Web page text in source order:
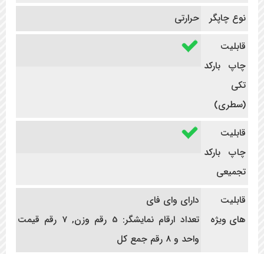
نوع چاپگر
حرارتی
قابلیت
چاپ بارکد
تکی
(سطری)
قابلیت
چاپ بارکد
تجمیعی
قابلیت
های ویژه
دارای وای فای
تعداد ارقام نمايشگر: 5 رقم وزن, 7 رقم قيمت
واحد و 8 رقم جمع کل